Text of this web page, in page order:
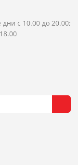
с 10.00 до 20.00;